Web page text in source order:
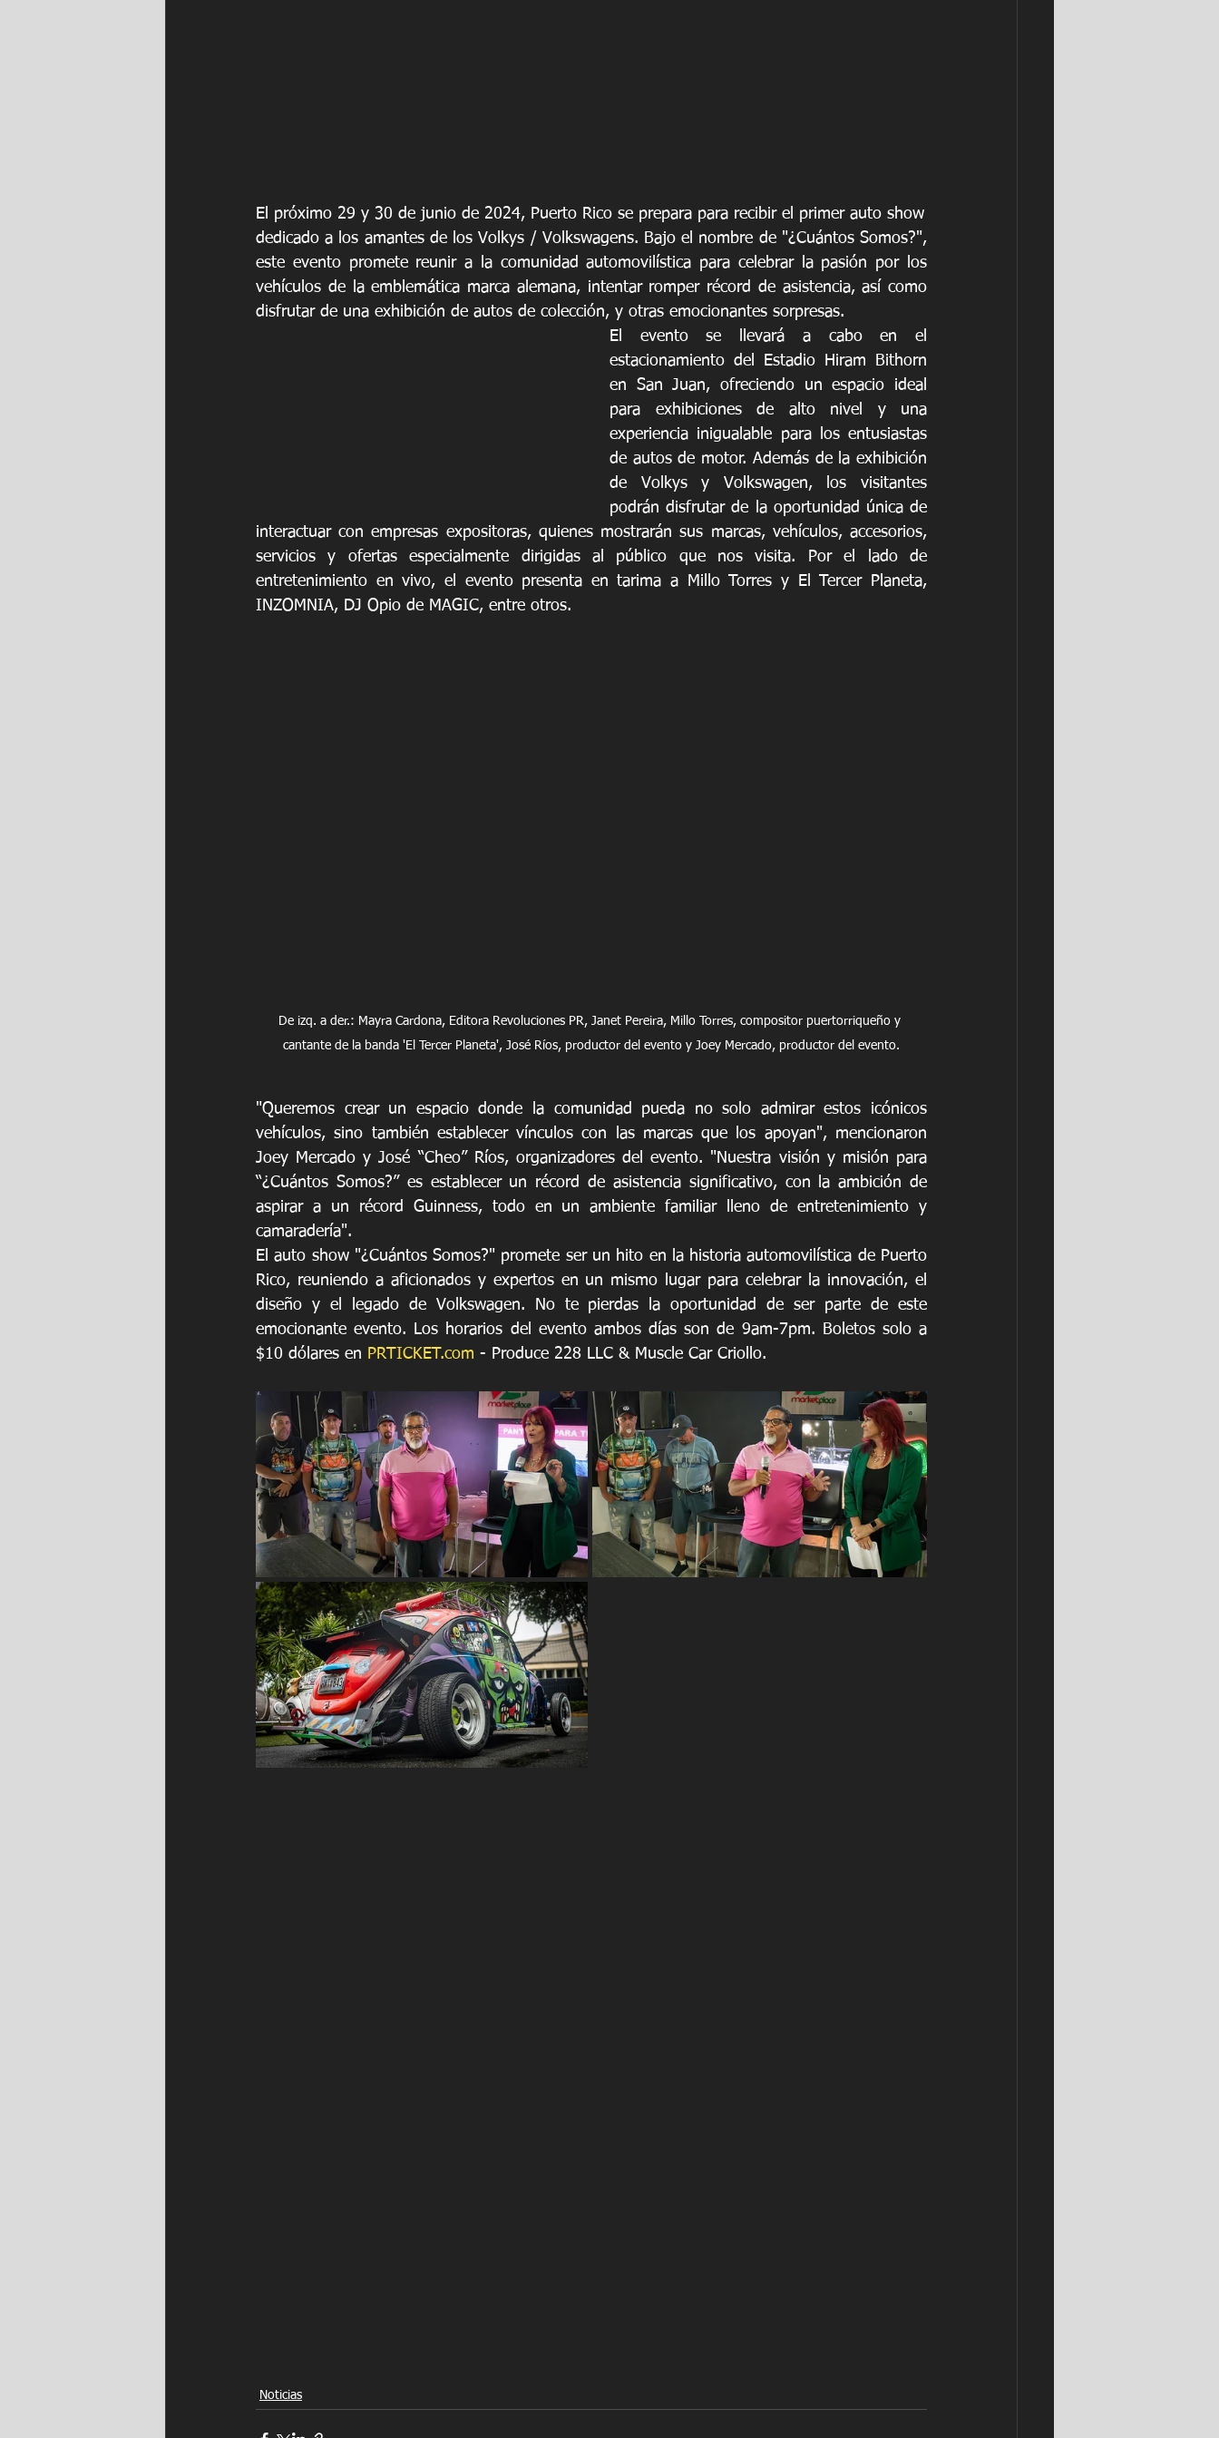
El próximo 29 y 30 de junio de 2024, Puerto Rico se prepara para recibir el primer auto show
dedicado a los amantes de los Volkys / Volkswagens. Bajo el nombre de "¿Cuántos Somos?",
este evento promete reunir a la comunidad automovilística para celebrar la pasión por los
vehículos de la emblemática marca alemana, intentar romper récord de asistencia, así como
disfrutar de una exhibición de autos de colección, y otras emocionantes sorpresas.
El evento se llevará a cabo en el
estacionamiento del Estadio Hiram Bithorn
en San Juan, ofreciendo un espacio ideal
para exhibiciones de alto nivel y una
experiencia inigualable para los entusiastas
de autos de motor. Además de la exhibición
de Volkys y Volkswagen, los visitantes
podrán disfrutar de la oportunidad única de
interactuar con empresas expositoras, quienes mostrarán sus marcas, vehículos, accesorios,
servicios y ofertas especialmente dirigidas al público que nos visita. Por el lado de
entretenimiento en vivo, el evento presenta en tarima a Millo Torres y El Tercer Planeta,
INZOMNIA, DJ Opio de MAGIC, entre otros.
De izq. a der.: Mayra Cardona, Editora Revoluciones PR, Janet Pereira, Millo Torres, compositor puertorriqueño y
cantante de la banda 'El Tercer Planeta', José Ríos, productor del evento y Joey Mercado, productor del evento.
"Queremos crear un espacio donde la comunidad pueda no solo admirar estos icónicos
vehículos, sino también establecer vínculos con las marcas que los apoyan", mencionaron
Joey Mercado y José “Cheo” Ríos, organizadores del evento. "Nuestra visión y misión para
“¿Cuántos Somos?” es establecer un récord de asistencia significativo, con la ambición de
aspirar a un récord Guinness, todo en un ambiente familiar lleno de entretenimiento y
camaradería".
El auto show "¿Cuántos Somos?" promete ser un hito en la historia automovilística de Puerto
Rico, reuniendo a aficionados y expertos en un mismo lugar para celebrar la innovación, el
diseño y el legado de Volkswagen. No te pierdas la oportunidad de ser parte de este
emocionante evento. Los horarios del evento ambos días son de 9am-7pm. Boletos solo a
$10 dólares en PRTICKET.com - Produce 228 LLC & Muscle Car Criollo.
Noticias